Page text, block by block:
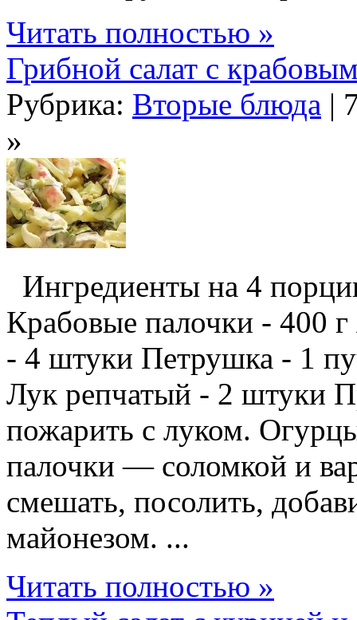
Читать полностью »
Грибной салат с
Рубрика: Вторые блюда |
»
Ингредиенты на 4
Крабовые палочки - 400
- 4 штуки Петрушка - 1
Лук репчатый - 2 штуки
пожарить с луком.
палочки — соломкой и
смешать, посолить,
майонезом. ...
Читать полностью »